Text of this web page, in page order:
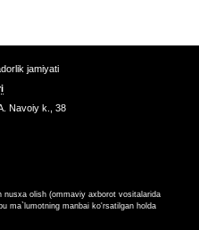
jamiyati
Navoiy k., 38
olish (ommaviy axborot vositalarida
ma`lumotning manbai ko'rsatilgan holda